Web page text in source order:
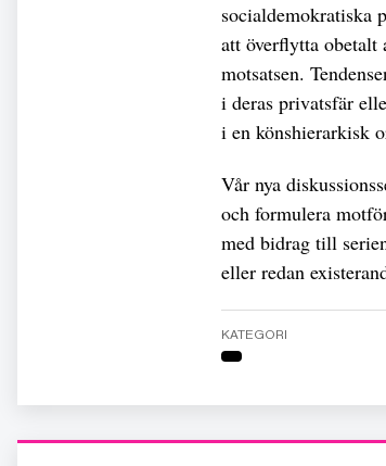
socialdemokratiska
att överflytta
motsatsen.
i deras privatsfär
i en könshierarkisk
Vår nya
och formulera
med bidrag till
eller redan
KATEGORI